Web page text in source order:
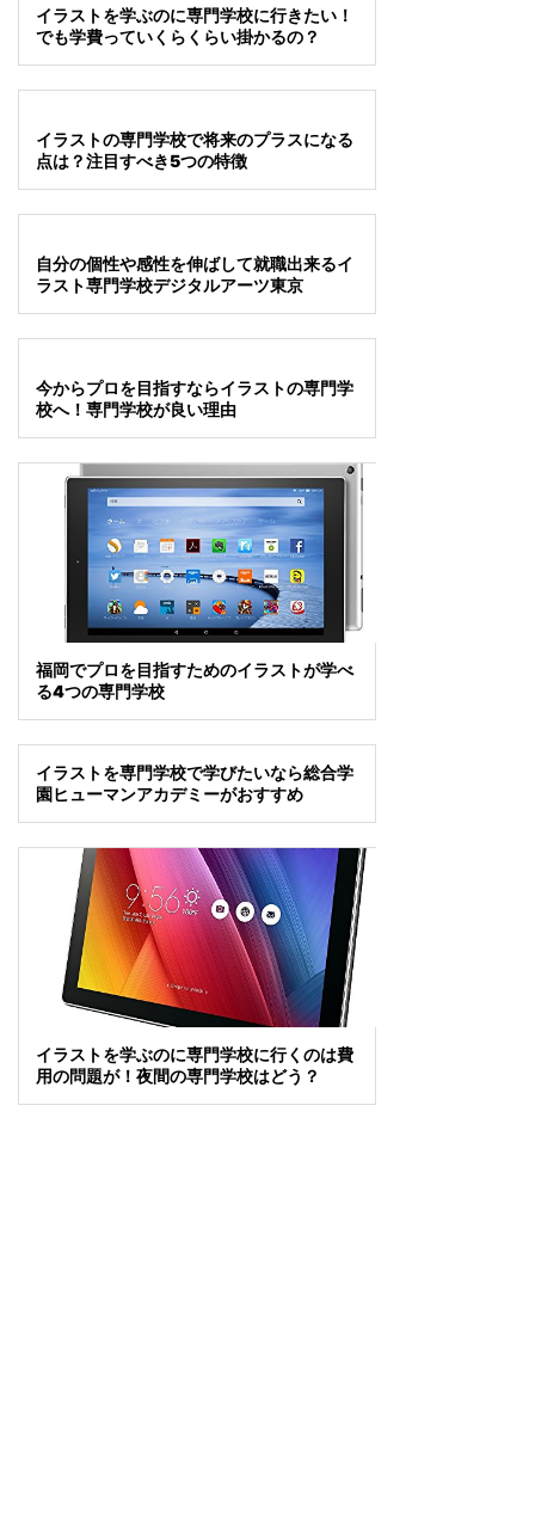
イラストを学ぶのに専門学校に行きたい！
でも学費っていくらくらい掛かるの？
イラストの専門学校で将来のプラスになる
点は？注目すべき5つの特徴
自分の個性や感性を伸ばして就職出来るイ
ラスト専門学校デジタルアーツ東京
今からプロを目指すならイラストの専門学
校へ！専門学校が良い理由
福岡でプロを目指すためのイラストが学べ
る4つの専門学校
イラストを専門学校で学びたいなら総合学
園ヒューマンアカデミーがおすすめ
イラストを学ぶのに専門学校に行くのは費
用の問題が！夜間の専門学校はどう？